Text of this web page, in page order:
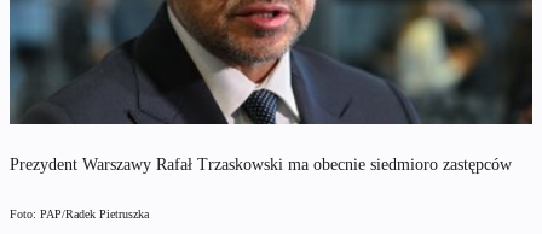
Prezydent Warszawy Rafał Trzaskowski ma obecnie siedmioro zastępców
Foto: PAP/Radek Pietruszka